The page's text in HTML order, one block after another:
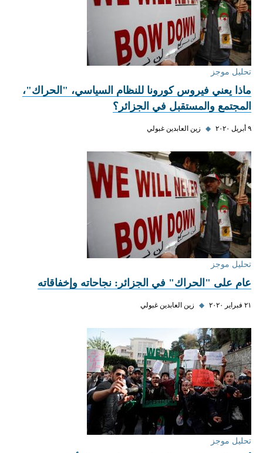
تحليل موجز
ماذا يعني فيروس كورونا للنظام السياسي، "الحراك"،
المجتمع والمستقبل في الجزائر؟
٩ أبريل ٢٠٢٠ ◆ زين العابدين غبولي
تحليل موجز
عام على "الحراك" في الجزائر: نجاحاته وإخفاقاته
٢١ فبراير ٢٠٢٠ ◆ زين العابدين غبولي
تحليل موجز